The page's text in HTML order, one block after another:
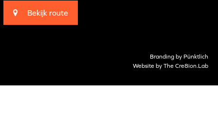
Bekijk route
Branding by Pünktlich
Website by The Cre8ion.Lab